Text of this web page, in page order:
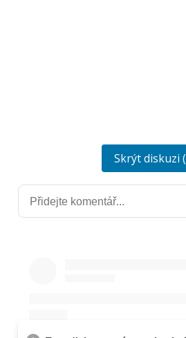
Skrýt diskuzi